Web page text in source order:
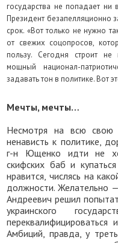
государства не попадает ни
Президент безапелляционно
срок. «Вот только не нужно
от свежих соцопросов,
пользу. Сегодня строит не
мощный национал-
задавать тон в политике. Вот
Мечты, мечты…
Несмотря на всю свою
ненависть к политике,
г-н Ющенко идти не
скифских баб и
нравится, числясь на
должности. Желательно
Андреевич решил
украинского
Амбиций, правда, у